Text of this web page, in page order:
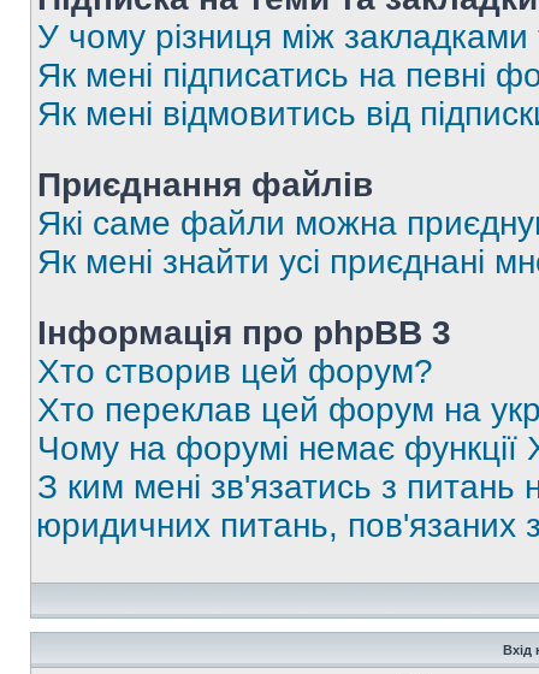
У чому різниця між закладками
Як мені підписатись на певні
Як мені відмовитись від
Приєднання файлів
Які саме файли можна
Як мені знайти усі приєднані
Інформація про phpBB 3
Хто створив цей форум?
Хто переклав цей форум на
Чому на форумі немає функції
З ким мені зв'язатись з питань
юридичних питань,
Вхід